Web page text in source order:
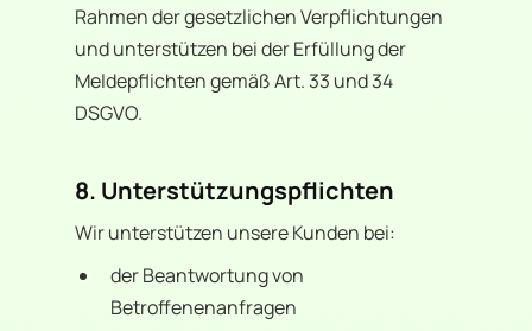
Rahmen der gesetzlichen Verpflichtungen
und unterstützen bei der Erfüllung der
Meldepflichten gemäß Art. 33 und 34
DSGVO.
8. Unterstützungspflichten
Wir unterstützen unsere Kunden bei:
der Beantwortung von
Betroffenenanfragen